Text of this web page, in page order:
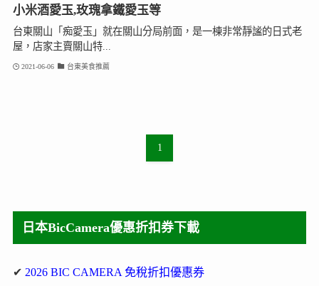
小米酒愛玉,玫瑰拿鐵愛玉等
台東關山「痴愛玉」就在關山分局前面，是一棟非常靜謐的日式老
屋，店家主賣關山特...
2021-06-06 台東美食推薦
1
日本BicCamera優惠折扣券下載
✔ 2026 BIC CAMERA 免稅折扣優惠券